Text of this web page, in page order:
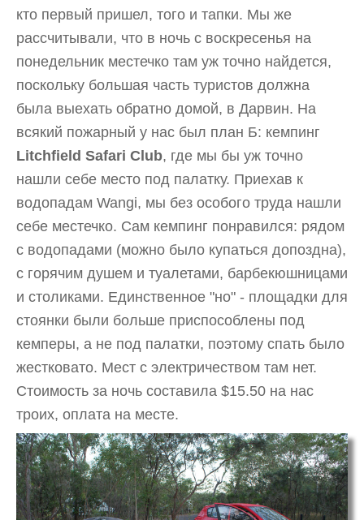
кто первый пришел, того и тапки. Мы же
рассчитывали, что в ночь с воскресенья на
понедельник местечко там уж точно найдется,
поскольку большая часть туристов должна
была выехать обратно домой, в Дарвин. На
всякий пожарный у нас был план Б: кемпинг
Litchfield Safari Club, где мы бы уж точно
нашли себе место под палатку. Приехав к
водопадам Wangi, мы без особого труда нашли
себе местечко. Сам кемпинг понравился: рядом
с водопадами (можно было купаться допоздна),
с горячим душем и туалетами, барбекюшницами
и столиками. Единственное "но" - площадки для
стоянки были больше приспособлены под
кемперы, а не под палатки, поэтому спать было
жестковато. Мест с электричеством там нет.
Стоимость за ночь составила $15.50 на нас
троих, оплата на месте.